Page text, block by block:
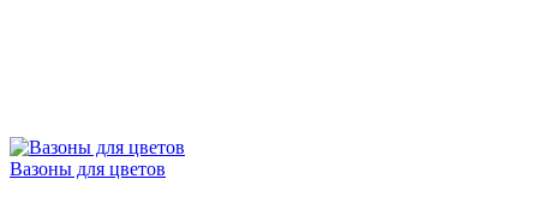
Вазоны для цветов